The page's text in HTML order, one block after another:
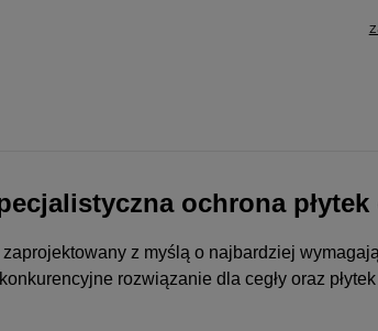
ochrona
z myślą o najbardziej
rozwiązanie dla cegły oraz